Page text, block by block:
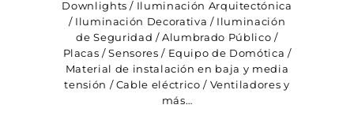
Downlights / Iluminación Arquitectónica
/ Iluminación Decorativa / Iluminación
de Seguridad / Alumbrado Público /
Placas / Sensores / Equipo de Domótica /
Material de instalación en baja y media
tensión / Cable eléctrico / Ventiladores y
más…